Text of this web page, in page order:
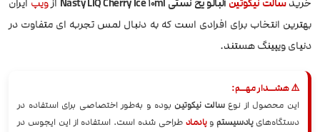
خریدسالت نیکوتین آلبالو یخ نستی Nasty LIQ Cherry Ice 10ml ازویپ ایران
بهترین انتخاب برای افرادی است که به دنبال لمس تجربه ای متفاوت در
دنیای ویپینگ هستند.
⚠️ هشــدار مهــم:
این محصول از نوعسالت نیکوتین بوده و به‌طور اختصاصی برای استفاده در
دستگاه‌هایپادسیستموپادماد طراحی شده است. استفاده از این ایجوس در